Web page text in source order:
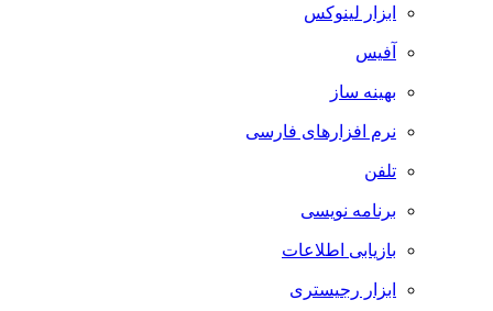
ابزار لینوکس
آفیس
بهینه ساز
نرم افزارهای فارسی
تلفن
برنامه نویسی
بازیابی اطلاعات
ابزار رجیستری